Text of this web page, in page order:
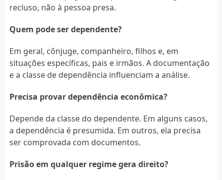
recluso, não à pessoa presa.
Quem pode ser dependente?
Em geral, cônjuge, companheiro, filhos e, em
situações específicas, pais e irmãos. A documentação
e a classe de dependência influenciam a análise.
Precisa provar dependência econômica?
Depende da classe do dependente. Em alguns casos,
a dependência é presumida. Em outros, ela precisa
ser comprovada com documentos.
Prisão em qualquer regime gera direito?